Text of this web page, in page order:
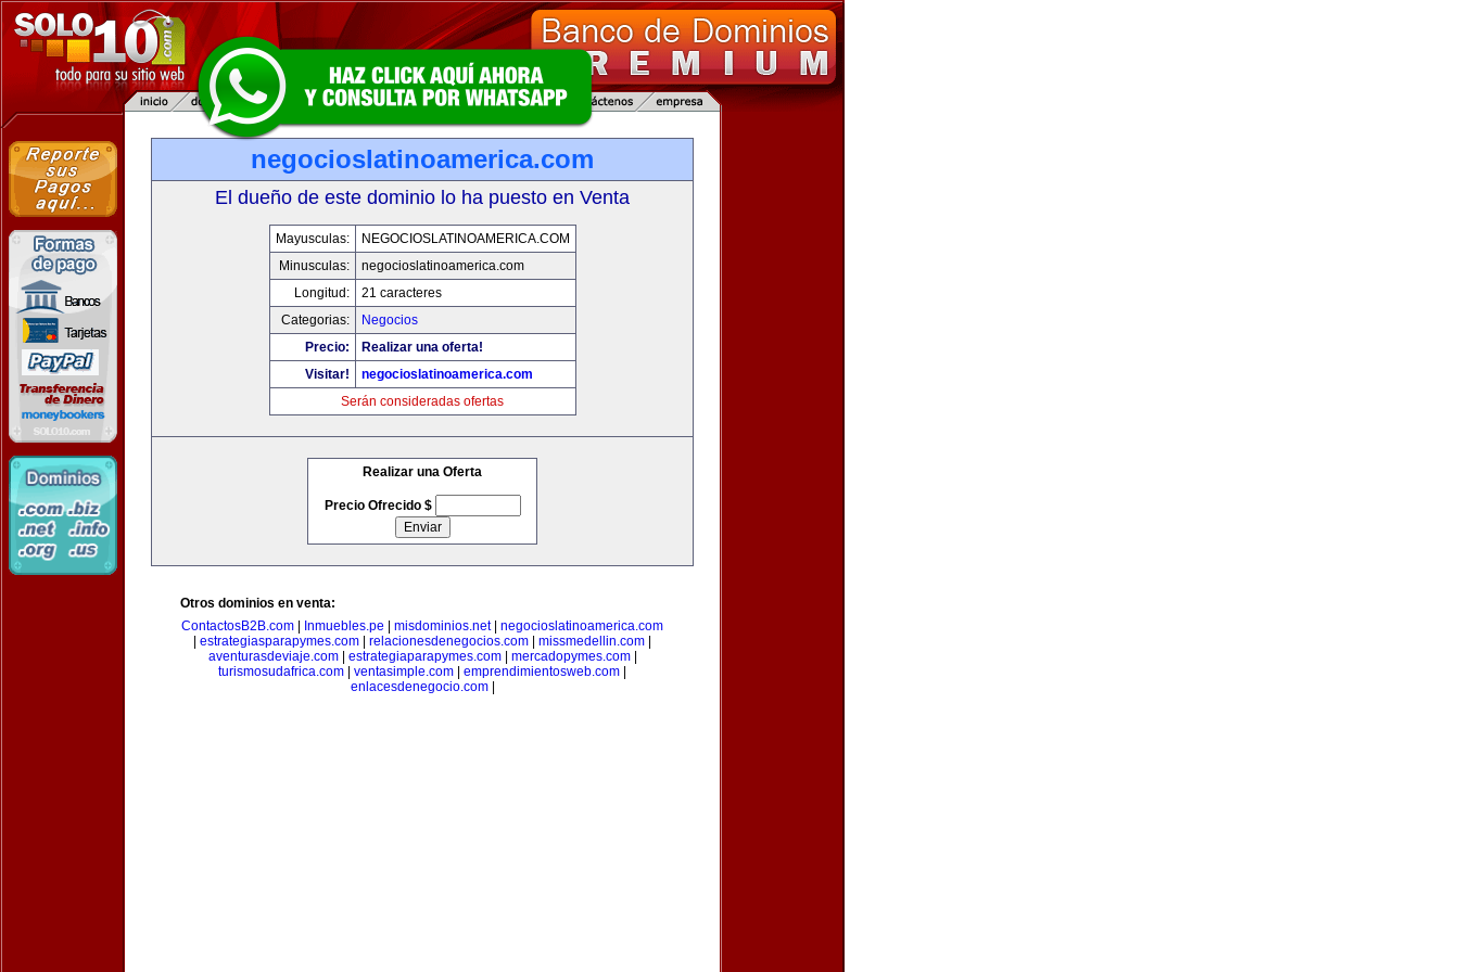
negocioslatinoamerica.com
El dueño de este dominio lo ha puesto en Venta
Mayusculas:
NEGOCIOSLATINOAMERICA.COM
Minusculas:
negocioslatinoamerica.com
Longitud:
21 caracteres
Categorias:
Negocios
Precio:
Realizar una oferta!
Visitar!
negocioslatinoamerica.com
Serán consideradas ofertas
Realizar una Oferta
Precio Ofrecido $
Otros dominios en venta:
ContactosB2B.com
Inmuebles.pe misdominios.net| negocioslatinoamerica.com
estrategiasparapymes.com relacionesdenegocios.com missmedellin.com
aventurasdeviaje.com| estrategiaparapymes.com| mercadopymes.com|
turismosudafrica.com
ventasimple.com emprendimientosweb.com
enlacesdenegocio.com|